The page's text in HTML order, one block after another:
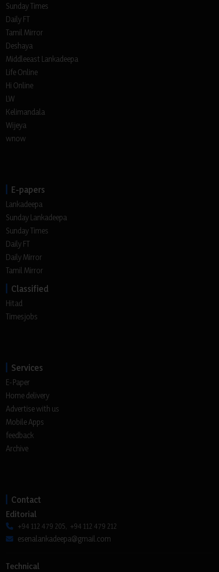
Sunday Times
Daily FT
Tamil Mirror
Deshaya
Middleeast Lankadeepa
Life Online
Hi Online
LW
Kelimandala
Wijeya
wnow
E-papers
Lankadeepa
Sunday Lankadeepa
Sunday Times
Daily FT
Daily Mirror
Tamil Mirror
Classified
Hitad
Timesjobs
Services
E-Paper
Home delivery
Advertise with us
Mobile Apps
feedback
Archive
Contact
Editorial
+94 112 479 205, +94 112 479 212
esenalankadeepa@gmail.com
Technical